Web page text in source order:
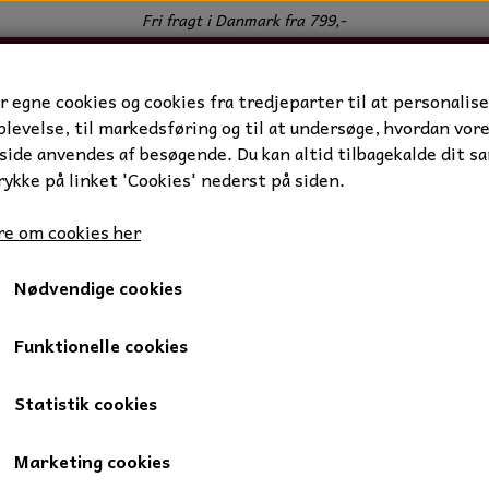
Fri fragt i Danmark fra 799,-
Sports tights "MOVE" med lommer
Sports tights "MOVE"
Sort, Large
279,00 kr.
egne cookies og cookies fra tredjeparter til at
til markedsføring og til at undersøge, hvordan
anvendes af besøgende. Du kan altid tilbagekalde dit
på linket 'Cookies' nederst på siden.
om cookies her
Nødvendige cookies
Funktionelle cookies
Statistik cookies
Marketing cookies